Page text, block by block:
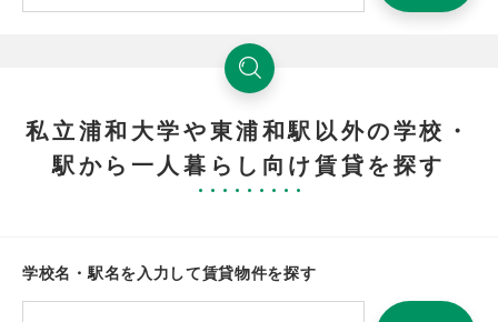
私立浦和大学や東浦和駅以外の学校・
駅から一人暮らし向け賃貸を探す
学校名・駅名を入力して賃貸物件を探す